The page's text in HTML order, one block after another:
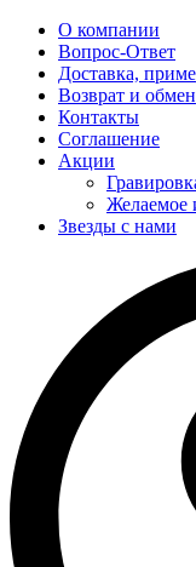
О компании
Вопрос-Ответ
Доставка,
Возврат и обмен
Контакты
Соглашение
Акции
Желаемое
Звезды с нами